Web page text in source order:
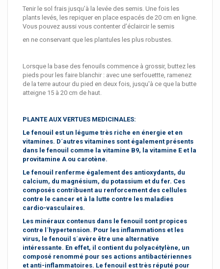
Tenir le sol frais jusqu’à la levée des semis. Une fois les
plants levés, les repiquer en place espacés de 20 cm en ligne.
Vous pouvez aussi vous contenter d’éclaircir le semis
en ne conservant que les plantules les plus robustes.
Lorsque la base des fenouils commence à grossir, buttez les
pieds pour les faire blanchir : avec une serfouettte, ramenez
de la terre autour du pied en deux fois, jusqu'à ce que la butte
atteigne 15 à 20 cm de haut.
PLANTE AUX VERTUES MEDICINALES:
Le fenouil est un légume très riche en énergie et en
vitamines. D´autres vitamines sont également présents
dans le fenouil comme la vitamine B9, la vitamine E et la
provitamine A ou carotène.
Le fenouil renferme également des antioxydants, du
calcium, du magnésium, du potassium et du fer. Ces
composés contribuent au renforcement des cellules
contre le cancer et à la lutte contre les maladies
cardio-vasculaires.
Les minéraux contenus dans le fenouil sont propices
contre l´hypertension. Pour les inflammations et les
virus, le fenouil s´avère être une alternative
intéressante. En effet, il contient du polyacétylène, un
composé renommé pour ses actions antibactériennes
et anti-inflammatoires. Le fenouil est très réputé pour